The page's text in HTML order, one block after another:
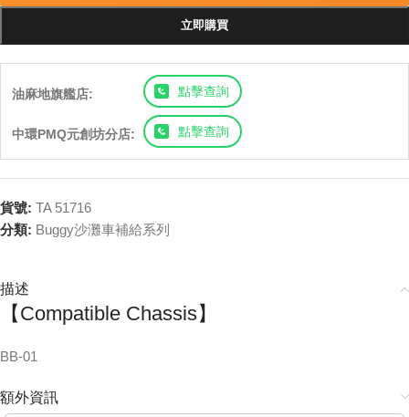
立即購買
油麻地旗艦店: 點擊查詢
中環PMQ元創坊分店: 點擊查詢
貨號: TA 51716
分類: Buggy沙灘車補給系列
描述
【Compatible Chassis】
BB-01
額外資訊